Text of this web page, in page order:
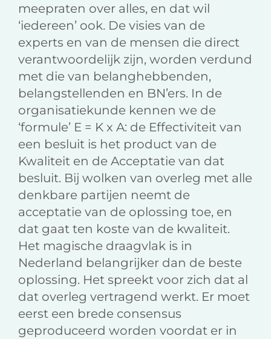
meepraten over alles, en dat wil
‘iedereen’ ook. De visies van de
experts en van de mensen die direct
verantwoordelijk zijn, worden verdund
met die van belanghebbenden,
belangstellenden en BN’ers. In de
organisatiekunde kennen we de
‘formule’ E = K x A: de Effectiviteit van
een besluit is het product van de
Kwaliteit en de Acceptatie van dat
besluit. Bij wolken van overleg met alle
denkbare partijen neemt de
acceptatie van de oplossing toe, en
dat gaat ten koste van de kwaliteit.
Het magische draagvlak is in
Nederland belangrijker dan de beste
oplossing. Het spreekt voor zich dat al
dat overleg vertragend werkt. Er moet
eerst een brede consensus
geproduceerd worden voordat er in